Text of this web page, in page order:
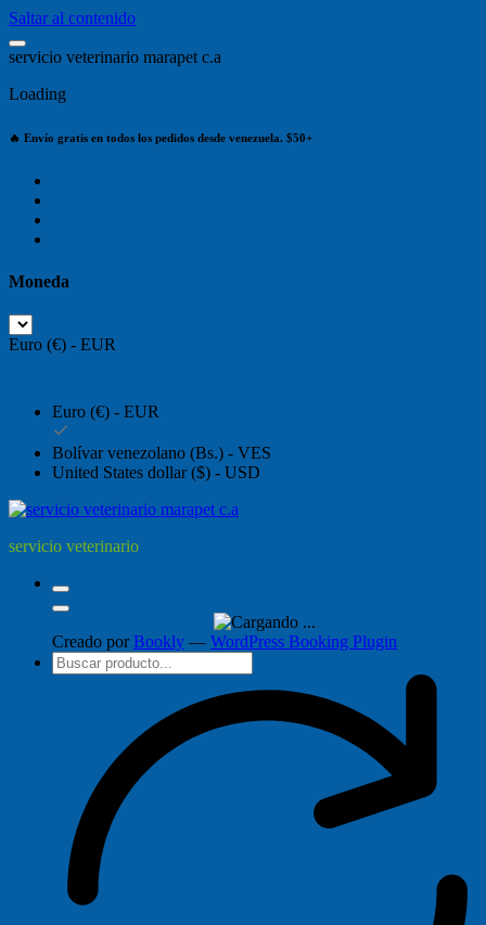
Saltar al contenido
servicio veterinario marapet c.a
Loading
🔥 Envío gratis en todos los pedidos desde venezuela. $50+
Moneda
Euro (€) - EUR
Euro (€) - EUR
Bolívar venezolano (Bs.) - VES
United States dollar ($) - USD
servicio veterinario
Creado por Bookly — WordPress Booking Plugin